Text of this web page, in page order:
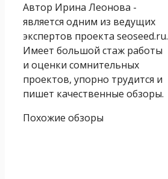
Автор Ирина Леонова -
является одним из ведущих
экспертов проекта seoseed.ru.
Имеет большой стаж работы
и оценки сомнительных
проектов, упорно трудится и
пишет качественные обзоры.
Похожие обзоры